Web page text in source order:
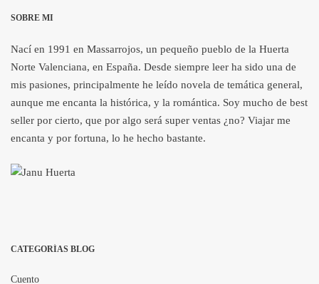
SOBRE MI
Nací en 1991 en Massarrojos, un pequeño pueblo de la Huerta
Norte Valenciana, en España. Desde siempre leer ha sido una de
mis pasiones, principalmente he leído novela de temática general,
aunque me encanta la histórica, y la romántica. Soy mucho de best
seller por cierto, que por algo será super ventas ¿no? Viajar me
encanta y por fortuna, lo he hecho bastante.
CATEGORÍAS BLOG
Cuento